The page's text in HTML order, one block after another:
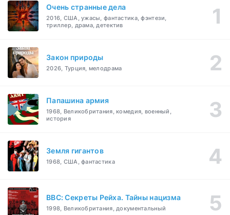
Очень странные дела
2016, США, ужасы, фантастика, фэнтези,
триллер, драма, детектив
Закон природы
2026, Турция, мелодрама
Папашина армия
1968, Великобритания, комедия, военный,
история
Земля гигантов
1968, США, фантастика
BBC: Секреты Рейха. Тайны нацизма
1998, Великобритания, документальный